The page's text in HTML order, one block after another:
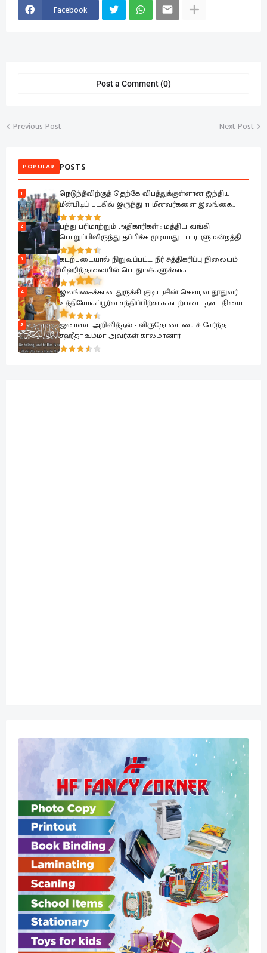
Facebook
Post a Comment (0)
Previous Post Next Post
POPULAR POSTS
1
நெடுந்தீவிற்குத் தெற்கே விபத்துக்குள்ளான இந்திய
மீன்பிடிப் படகில் இருந்து 11 மீனவர்களை இலங்கை
கடற்படை பாதுகாப்பாக மீட்டது
2
பந்து பரிமாற்றும் அதிகாரிகள் : மத்திய வங்கி
பொறுப்பிலிருந்து தப்பிக்க முடியாது - பாராளுமன்றத்தில்
ரவூப் ஹக்கீம் ஆவேசம்
3
கடற்படையால் நிறுவப்பட்ட நீர் சுத்திகரிப்பு நிலையம்
மிஹிந்தலையில் பொதுமக்களுக்காக
கையளிக்கப்பட்டது
4
இலங்கைக்கான துருக்கி குடியரசின் கௌரவ தூதுவர்
உத்தியோகப்பூர்வ சந்திப்பிற்காக கடற்படை தளபதியை
சந்தித்தார்
5
ஜனாஸா அறிவித்தல் - விருதோடையைச் சேர்ந்த
சஹீதா உம்மா அவர்கள் காலமானார்